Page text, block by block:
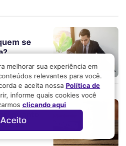
se
quanto
melhorar sua experiência em
relevantes para você.
e aceita nossaPolítica de
informe quais cookies você
clicando aqui
Aceito